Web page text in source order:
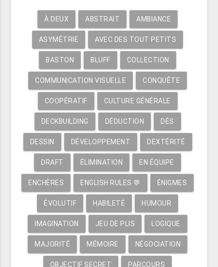
À DEUX ABSTRAIT AMBIANCE
ASYMÉTRIE AVEC DES TOUT PETITS
BASTON BLUFF COLLECTION
COMMUNICATION VISUELLE CONQUÊTE
COOPÉRATIF CULTURE GÉNÉRALE
DECKBUILDING DÉDUCTION DÉS
DESSIN DÉVELOPPEMENT DEXTÉRITÉ
DRAFT ÉLIMINATION EN ÉQUIPE
ENCHÈRES ENGLISH RULES 💬 ÉNIGMES
ÉVOLUTIF HABILETÉ HUMOUR
IMAGINATION JEU DE PLIS LOGIQUE
MAJORITÉ MÉMOIRE NÉGOCIATION
OBJECTIF SECRET PARCOURS